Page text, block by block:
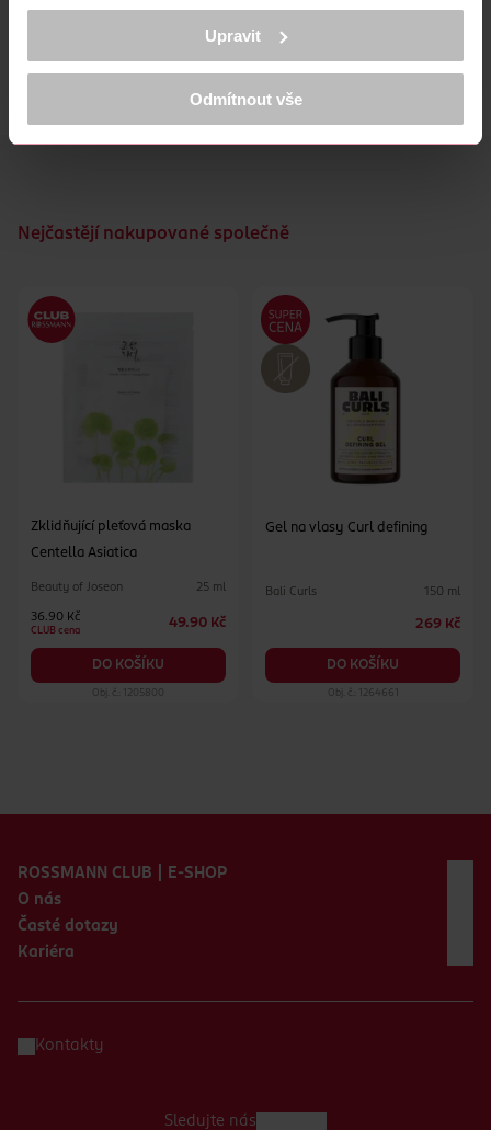
K provozu stránek, personalizaci obsahu a reklam, funkcí sociálních
médií, analýze návštěvnosti, které mohou nést osobní údaje.
Více najdete vprohlášení o ochraně osobních údajů.
Děkujeme za pochopení. >více o cookies<
Upravit
Odmítnout vše
barevné
Nejčastějí nakupované společně
Zklidňující pleťová maska
Centella Asiatica
Beauty of Joseon 25 ml
36.90 Kč
CLUB cena
49.90 Kč
DO KOŠÍKU
Obj. č.: 1205800
Gel na vlasy Curl defining
Bali Curls 150 ml
269 Kč
DO KOŠÍKU
Obj. č.: 1264661
ROSSMANN CLUB | E-SHOP
O nás
Časté dotazy
Kariéra
Kontakty
Sledujte nás